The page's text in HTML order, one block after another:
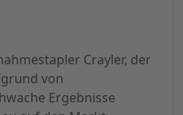
Crayler, der
von
Ergebnisse